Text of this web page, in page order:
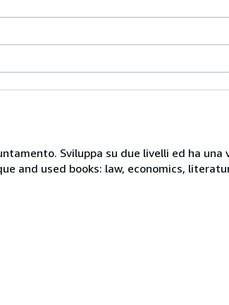
Sviluppa su due livelli ed ha
and used books: law, economics,